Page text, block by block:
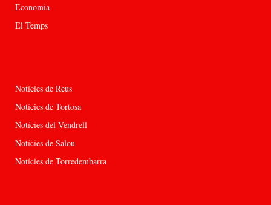
Economia
El Temps
Notícies de Reus
Notícies de Tortosa
Notícies del Vendrell
Notícies de Salou
Notícies de Torredembarra